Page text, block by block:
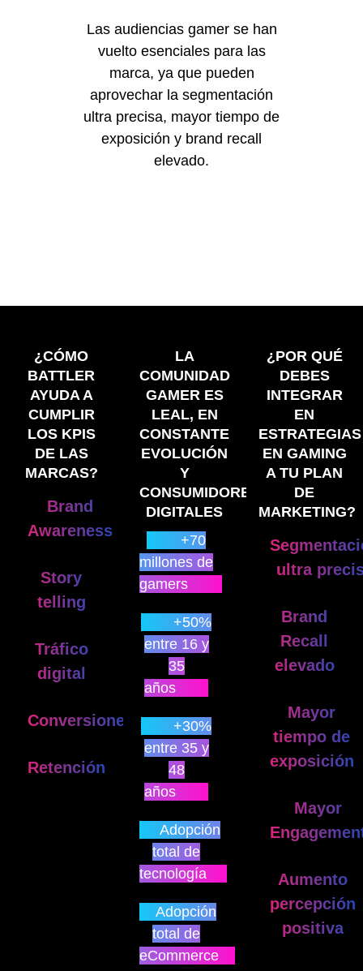
Las audiencias gamer se han
vuelto esenciales para las
marca, ya que pueden
aprovechar la segmentación
ultra precisa, mayor tiempo de
exposición y brand recall
elevado.
¿CÓMO
BATTLER
AYUDA A
CUMPLIR
LOS KPIS
DE LAS
MARCAS?
Brand
Awareness
Story
telling
Tráfico
digital
Conversiones
Retención
LA
COMUNIDAD
GAMER ES
LEAL, EN
CONSTANTE
EVOLUCIÓN
Y
CONSUMIDORES
DIGITALES
+70
millones de
gamers
+50%
entre 16 y
35
años
+30%
entre 35 y
48
años
Adopción
total de
tecnología
Adopción
total de
eCommerce
¿POR QUÉ
DEBES
INTEGRAR
EN
ESTRATEGIAS
EN GAMING
A TU PLAN
DE
MARKETING?
ultra
Brand
Recall
elevado
Mayor
tiempo de
exposición
Mayor
Aumento
percepción
positiva